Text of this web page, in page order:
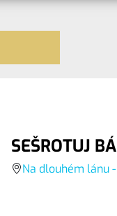
SEŠROTUJ
Na dlouhém lánu